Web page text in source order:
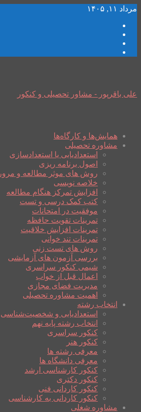
مرداد ۱۱, ۱۴۰۵
علی باقرپور - مشاور تحصیلی و کنکور
همایش‌ها و کارگاه‌ها
مشاوره تحصیلی
استعدادیابی یا استعدادسازی
اصول برنامه ریزی
روش های موثر مطالعه و مرور
خلاصه نویسی
افزایش تمرکز هنگام مطالعه
کتب کمک درسی و تست
موفقیت در امتحانات
تمرینات تقویت حافظه
تمرینات افزایش خلاقیت
تمرینات تند خوانی
روش های تست زنی
بررسی آزمون های آزمایشی
شیمی کنکور سراسری
اعمال قبل از خواب
مدیریت فضای مجازی
اهمیت مشاوره تحصیلی
انتخاب رشته
استعدادیابی و شخصیت‌شناسی
انتخاب رشته پایه نهم
کنکور سراسری
کنکور هنر
معرفی رشته ها
معرفی دانشگاه ها
کنکور کارشناسی ارشد
کنکور دکتری
کنکور کاردانی فنی
کنکور کاردانی به کارشناسی
مشاوره شغلی